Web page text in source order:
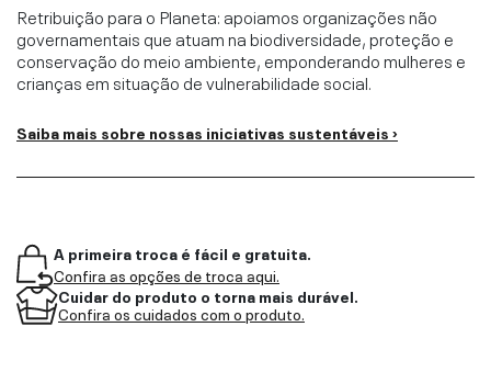
Retribuição para o Planeta: apoiamos organizações não
governamentais que atuam na biodiversidade, proteção e
conservação do meio ambiente, emponderando mulheres e
crianças em situação de vulnerabilidade social.
Saiba mais sobre nossas iniciativas sustentáveis ›
A primeira troca é fácil e gratuita.
Confira as opções de troca aqui.
Cuidar do produto o torna mais durável.
Confira os cuidados com o produto.